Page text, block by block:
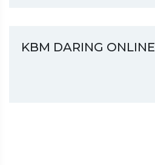
KBM DARING ONLINE